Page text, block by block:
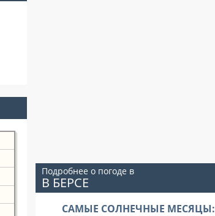
Подробнее о погоде в
В БЕРСЕ
САМЫЕ СОЛНЕЧНЫЕ МЕСЯЦЫ: